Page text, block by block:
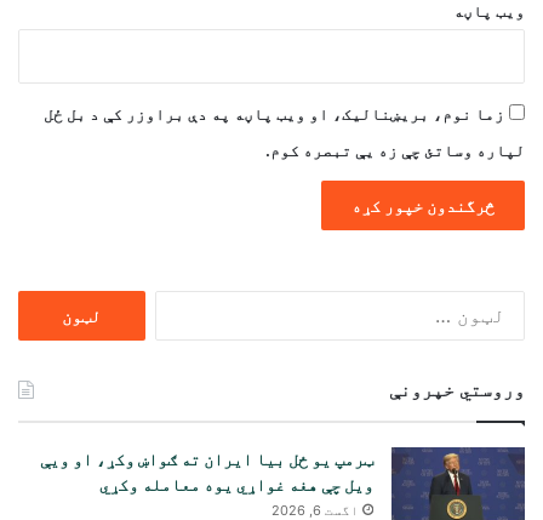
ویب پاڼه
زما نوم، بریښنالیک، او ویب پاڼه په دې براوزر کې د بل ځل
لپاره وساتئ چې زه یې تبصره کوم.
وروستي خپرونې
ټرمپ یو ځل بیا ایران ته ګواښ وکړ، او ویې
ویل چې هغه غواړي یوه معامله وکړي
اگست 6, 2026